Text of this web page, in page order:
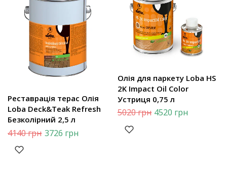
Реставрація терас Олія
Loba Deck&Teak Refresh
Безколірний 2,5 л
4140грн 3726 грн
Олія для паркету Loba HS
2K Impact Oil Color
Устриця 0,75 л
5020грн 4520 грн